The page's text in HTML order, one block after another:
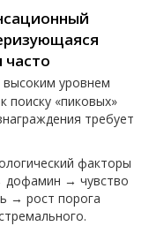
часто
высоким уровнем
поиску «пиковых»
требует
факторы
дофамин → чувство
→ рост порога